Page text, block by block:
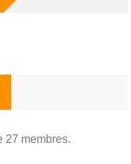
27 membres.